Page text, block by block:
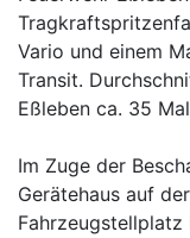
Vario und einem
Transit.
Eßleben ca. 35
Im Zuge der
Gerätehaus auf
Fahrzeugstellplatz